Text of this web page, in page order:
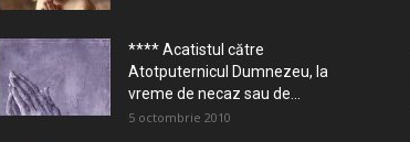
**** Acatistul către
Atotputernicul Dumnezeu, la
vreme de necaz sau de...
5 octombrie 2010